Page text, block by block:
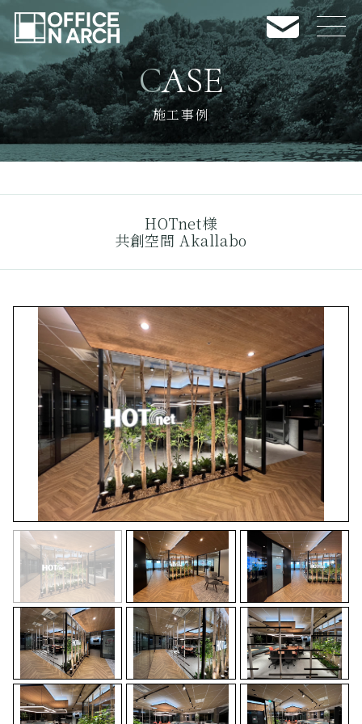
NEWS お知らせ
CASE 施工事例
COMPANY INFO
RECRUIT
CASE
施工事例
HOTnet様
共創空間 Akallabo